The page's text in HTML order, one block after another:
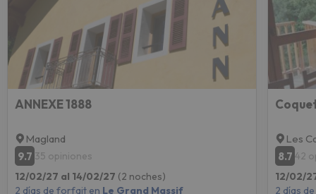
ANNEXE 1888
Magland
9.7 35 opiniones
12/02/27 al 14/02/27 (2 noches)
2 días de forfait en Le Grand Massif
Les
8.7 42
12/02/
2 días